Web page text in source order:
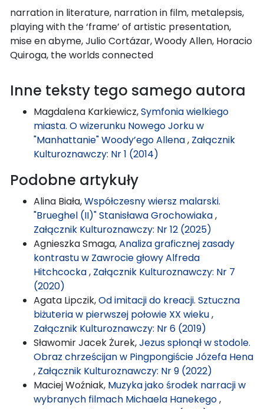
narration in literature, narration in film, metalepsis,
playing with the ‘frame’ of artistic presentation,
mise en abyme, Julio Cortázar, Woody Allen, Horacio
Quiroga, the worlds connected
Inne teksty tego samego autora
Magdalena Karkiewicz,Symfonia wielkiego
miasta. O wizerunku Nowego Jorku w
"Manhattanie" Woody’ego Allena, Załącznik
Kulturoznawczy: Nr 1 (2014)
Podobne artykuły
Alina Biała,Współczesny wiersz malarski.
"Brueghel (II)" Stanisława Grochowiaka,
Załącznik Kulturoznawczy: Nr 12 (2025)
Agnieszka Smaga,Analiza graficznej zasady
kontrastu w Zawrocie głowy Alfreda
Hitchcocka, Załącznik Kulturoznawczy: Nr 7
(2020)
Agata Lipczik,Od imitacji do kreacji. Sztuczna
biżuteria w pierwszej połowie XX wieku,
Załącznik Kulturoznawczy: Nr 6 (2019)
Sławomir Jacek Żurek,Jezus spłonął w stodole.
Obraz chrześcijan w Pingpongiście Józefa Hena
, Załącznik Kulturoznawczy: Nr 9 (2022)
Maciej Woźniak, Muzyka jako środek narracji w
wybranych filmach Michaela Hanekego,